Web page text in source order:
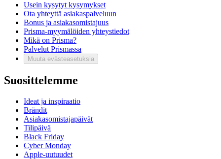
Usein kysytyt kysymykset
Ota yhteyttä asiakaspalveluun
Bonus ja asiakasomistajuus
Prisma-myymälöiden yhteystiedot
Mikä on Prisma?
Palvelut Prismassa
Muuta evästeasetuksia
Suosittelemme
Ideat ja inspiraatio
Brändit
Asiakasomistajapäivät
Tilipäivä
Black Friday
Cyber Monday
Apple-uutuudet